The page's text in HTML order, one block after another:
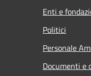
Enti e
Politici
Personale
Documenti e